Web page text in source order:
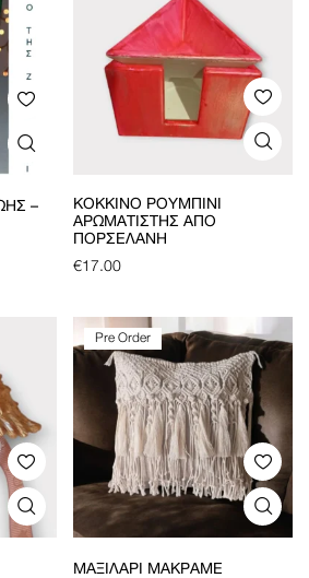
–
ΚΌΚΚΙΝΟ ΡΟΥΜΠΊΝΙ
ΑΡΩΜΑΤΙΣΤΉΣ ΑΠΌ
ΠΟΡΣΕΛΆΝΗ
€17.00
Pre Order
ΜΑΞΙΛΆΡΙ ΜΑΚΡΑΜΈ